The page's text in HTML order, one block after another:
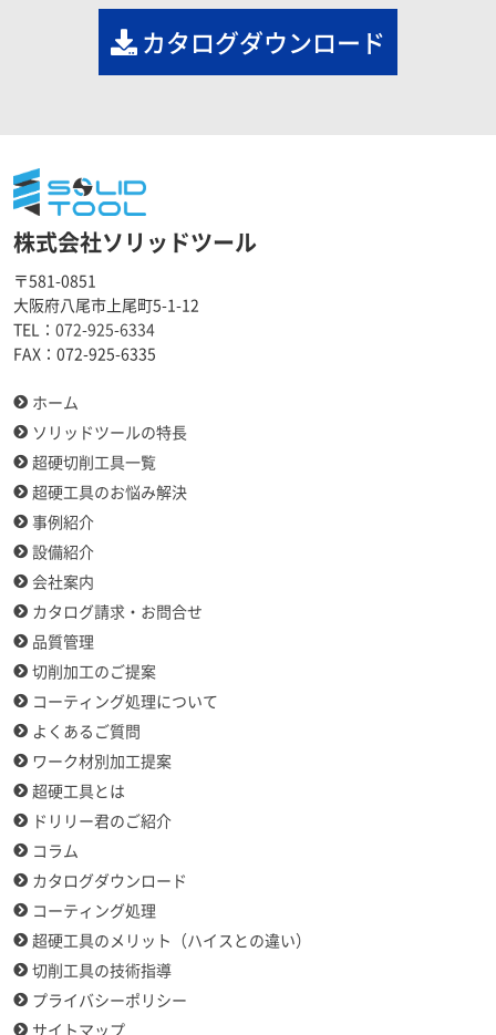
カタログダウンロード
株式会社ソリッドツール
〒581-0851
大阪府八尾市上尾町5-1-12
TEL： 072-925-6334
FAX： 072-925-6335
ホーム
ソリッドツールの特長
超硬切削工具一覧
超硬工具のお悩み解決
事例紹介
設備紹介
会社案内
カタログ請求・お問合せ
品質管理
切削加工のご提案
コーティング処理について
よくあるご質問
ワーク材別加工提案
超硬工具とは
ドリリー君のご紹介
コラム
カタログダウンロード
コーティング処理
超硬工具のメリット（ハイスとの違い）
切削工具の技術指導
プライバシーポリシー
サイトマップ